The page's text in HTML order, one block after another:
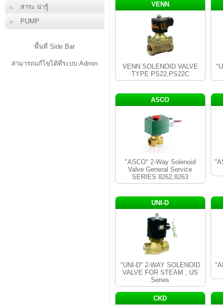
สาระ น่ารู้
PUMP
พื้นที่ Side Bar
สามารถแก้ไขได้ที่ระบบ Admin
VENN
VENN SOLENOID VALVE
TYPE PS22,PS22C
ASCO
"ASCO" 2-Way Solenoid
Valve General Service
SERIES 8262,8263
UNI-D
"UNI-D" 2-WAY SOLENOID
VALVE FOR STEAM , US
Series
CKD